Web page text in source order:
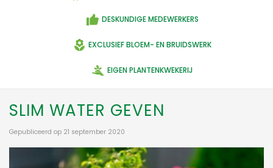
DESKUNDIGE MEDEWERKERS
EXCLUSIEF BLOEM- EN BRUIDSWERK
EIGEN PLANTENKWEKERIJ
SLIM WATER GEVEN
Gepubliceerd op 21 september 2020